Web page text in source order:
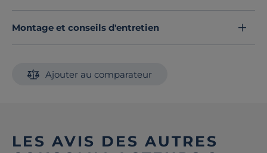
Montage et conseils d'entretien
Ajouter au comparateur
LES AVIS DES AUTRES